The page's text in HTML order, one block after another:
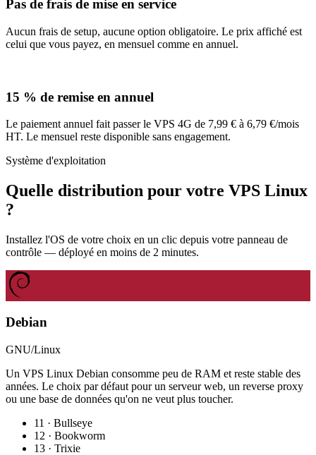
Pas de frais de mise en service
Aucun frais de setup, aucune option obligatoire. Le prix affiché est
celui que vous payez, en mensuel comme en annuel.
15 % de remise en annuel
Le paiement annuel fait passer le VPS 4G de 7,99 € à 6,79 €/mois
HT. Le mensuel reste disponible sans engagement.
Système d'exploitation
Quelle distribution pour votre VPS Linux
?
Installez l'OS de votre choix en un clic depuis votre panneau de
contrôle — déployé en moins de 2 minutes.
Debian
GNU/Linux
Un VPS Linux Debian consomme peu de RAM et reste stable des
années. Le choix par défaut pour un serveur web, un reverse proxy
ou une base de données qu'on ne veut plus toucher.
11 · Bullseye
12 · Bookworm
13 · Trixie